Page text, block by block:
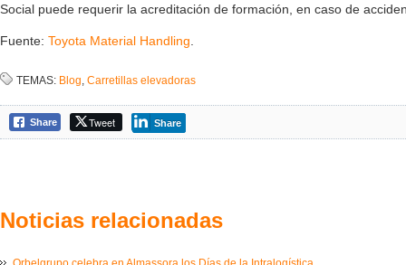
Social puede requerir la acreditación de formación, en caso de
Fuente: Toyota Material Handling
TEMAS: Blog, Carretillas elevadoras
Share Tweet Share
Noticias relacionadas